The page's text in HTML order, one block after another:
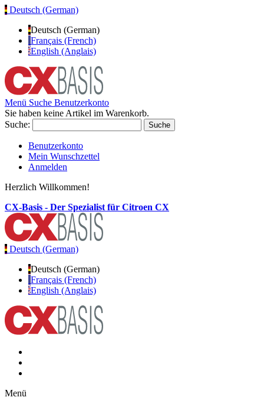
Deutsch (German)
Deutsch (German)
Français (French)
English (Anglais)
Menü Suche Benutzerkonto
Sie haben keine Artikel im Warenkorb.
Suche:
Suche
Benutzerkonto
Mein Wunschzettel
Anmelden
Herzlich Willkommen!
CX-Basis - Der Spezialist für Citroen CX
Deutsch (German)
Deutsch (German)
Français (French)
English (Anglais)
Menü